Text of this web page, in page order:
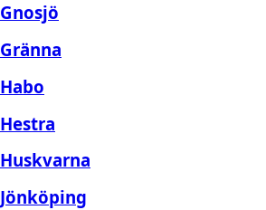
Gnosjö
Gränna
Habo
Hestra
Huskvarna
Jönköping